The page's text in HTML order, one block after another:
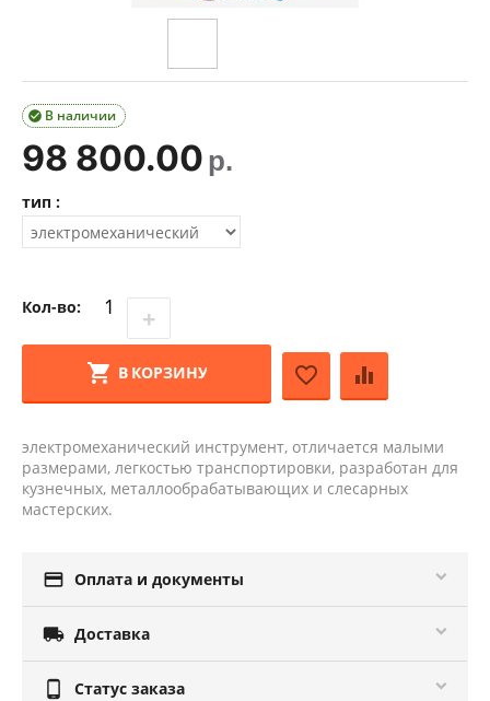
В наличии

98 800.00 р.
тип :
Кол-во:
+
−В КОРЗИНУ
электромеханический инструмент, отличается малыми
размерами, легкостью транспортировки, разработан для
кузнечных, металлообрабатывающих и слесарных
мастерских.
 Оплата и документы
 Доставка
 Статус заказа